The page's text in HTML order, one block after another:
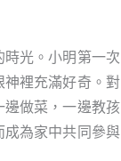
光。小明第一次
神裡充滿好奇。對
邊做菜，一邊教孩
成為家中共同參與